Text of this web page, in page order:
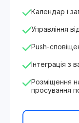
Календар і
Управління
Push-
Інтеграція з
Розміщення
просування